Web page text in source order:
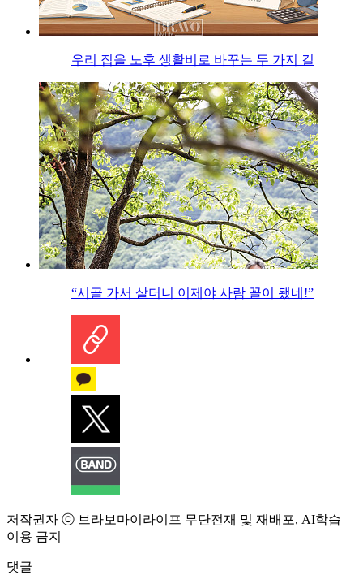
우리 집을 노후 생활비로 바꾸는 두 가지 길
“시골 가서 살더니 이제야 사람 꼴이 됐네!”
저작권자 ⓒ 브라보마이라이프 무단전재 및 재배포, AI학습
이용 금지
댓글